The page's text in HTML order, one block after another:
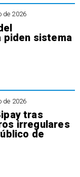
de 2026
piden sistema
de 2026
tras
irregulares
de